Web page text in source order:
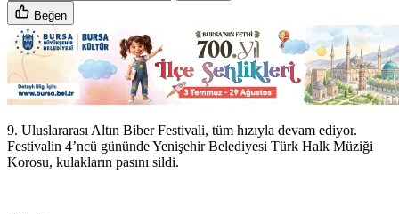
Beğen
9. Uluslararası Altın Biber Festivali, tüm hızıyla devam ediyor.
Festivalin 4’ncü gününde Yenişehir Belediyesi Türk Halk Müziği
Korosu, kulakların pasını sildi.